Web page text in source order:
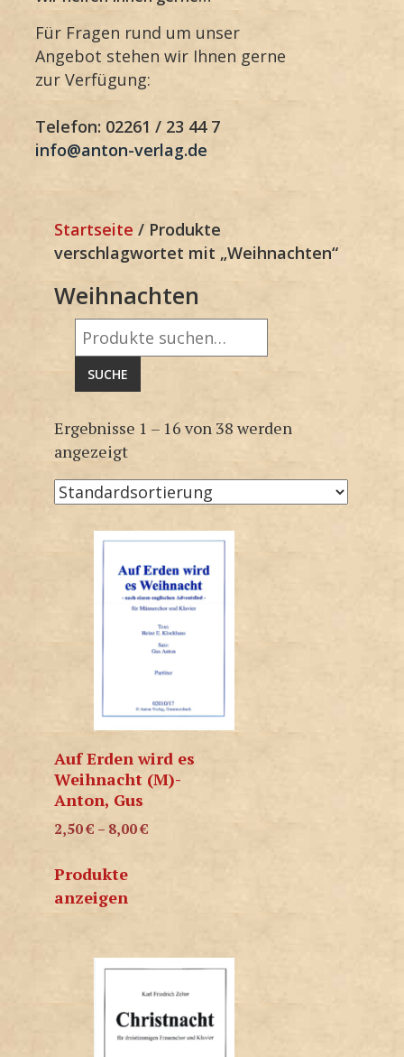
Für Fragen rund um unser
Angebot stehen wir Ihnen gerne
zur Verfügung:
Telefon: 02261 / 23 44 7
info@anton-verlag.de
Startseite / Produkte
verschlagwortet mit „Weihnachten“
Weihnachten
Suche
nach:
SUCHE
Ergebnisse 1 – 16 von 38 werden
angezeigt
Auf Erden wird es
Weihnacht (M)-
Anton, Gus
2,50€ – 8,00€
Produkte
anzeigen